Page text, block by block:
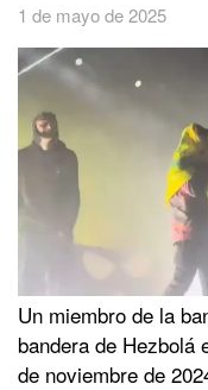
1 de mayo de 2025
Un miembro de la
bandera de Hezbolá
de noviembre de